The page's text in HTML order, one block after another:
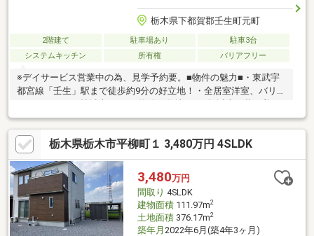
栃木県下都賀郡壬生町元町
2階建て 駐車場あり
駐車3台
システムキッチン
所有権 バリアフリー
※デイサービス営業中の為、見学予約要。■物件の魅力■・東武宇
都宮線「壬生」駅まで徒歩約9分の好立地！・全居室洋室、バリア
た環境をお求めの方へ、広い畑もあるので家庭菜園やDIY好きにも
良いのどかな環境です♪○充実の周辺環境○・ヤオハン壬生店まで
徒歩約10分(約730ｍ)・ローソン壬生駅東店まで徒歩約8分(約
620m)◆リフォーム・住宅ローン相談実施中◆「リフォームして
から住みたい！」「家を購入したいけどローンは組める？」など
住宅ローンの不安な点や疑問について安心して住宅購入できるよ
う最後までサポートいたします！お気軽にご相談ください♪
栃木県栃木市平柳町１ 3,480万円 4SLDK
3,480万円
間取り 4SLDK
建物面積111.97m2
土地面積376.17m2
築年月 2022年6月(築4年3ヶ月)